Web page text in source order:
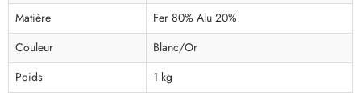
Matière
Fer 80% Alu 20%
Couleur
Blanc/Or
Poids
1 kg